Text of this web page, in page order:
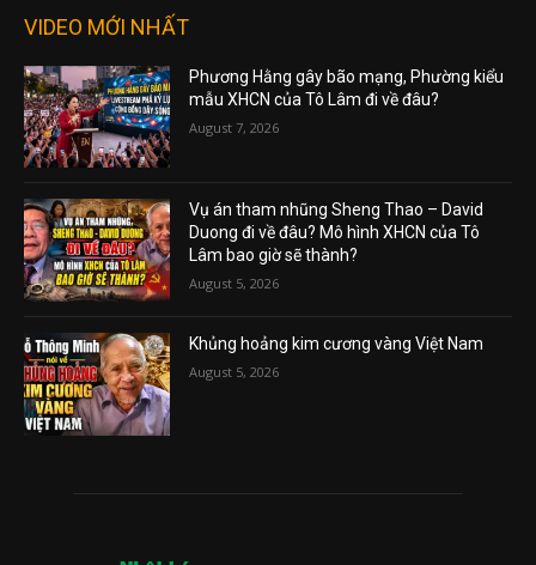
VIDEO MỚI NHẤT
Phương Hằng gây bão mạng, Phường kiểu
mẫu XHCN của Tô Lâm đi về đâu?
August 7, 2026
Vụ án tham nhũng Sheng Thao – David
Duong đi về đâu? Mô hình XHCN của Tô
Lâm bao giờ sẽ thành?
August 5, 2026
Khủng hoảng kim cương vàng Việt Nam
August 5, 2026